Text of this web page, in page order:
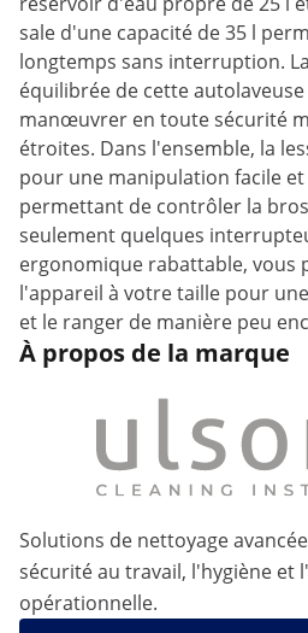
sale d'une capacité de 35 l
longtemps sans interruption.
équilibrée de cette
manœuvrer en toute sécurité
étroites. Dans l'ensemble, la
pour une manipulation facile
permettant de contrôler la
seulement quelques
ergonomique rabattable, vous
l'appareil à votre taille pour
et le ranger de manière peu
À propos de la marque
Solutions de nettoyage
sécurité au travail, l'hygiène et
opérationnelle.